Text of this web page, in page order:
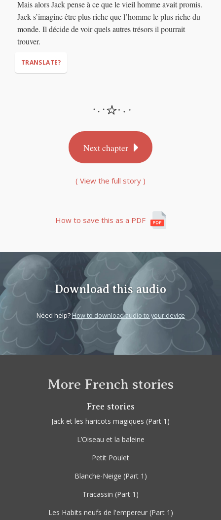
“That’s all I need…”
Mais alors Jack pense à ce que le vieil homme avait promis.
Jack s’imagine être plus riche que l’homme le plus riche du
monde. Il décide de voir quels autres trésors il pourrait
trouver.
TRANSLATE?
Next chapter
( View the full story )
How to save this as a PDF
Download this audio
Need help?How to download audio to your device
More French stories
Free stories
Jack et les haricots magiques (Part 1)
L’Oiseau et la baleine
Petit Poulet
Blanche-Neige (Part 1)
Tracassin (Part 1)
Les Habits neufs de l'empereur(Part 1)